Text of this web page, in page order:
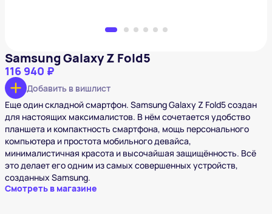
Samsung Galaxy Z Fold5
116 940 ₽
Добавить в вишлист
Еще один складной смартфон. Samsung Galaxy Z Fold5 создан
для настоящих максималистов. В нём сочетается удобство
планшета и компактность смартфона, мощь персонального
компьютера и простота мобильного девайса,
минималистичная красота и высочайшая защищённость. Всё
это делает его одним из самых совершенных устройств,
созданных Samsung.
Смотреть в магазине